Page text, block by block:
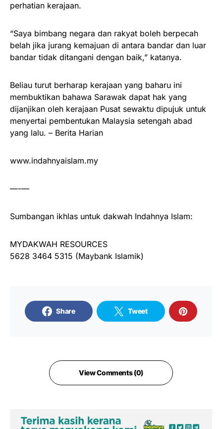
perhatian kerajaan.
“Saya bimbang negara dan rakyat boleh berpecah
belah jika jurang kemajuan di antara bandar dan luar
bandar tidak ditangani dengan baik,” katanya.
Beliau turut berharap kerajaan yang baharu ini
membuktikan bahawa Sarawak dapat hak yang
dijanjikan oleh kerajaan Pusat sewaktu dipujuk untuk
menyertai pembentukan Malaysia setengah abad
yang lalu. – Berita Harian
www.indahnyaislam.my
—-—
Sumbangan ikhlas untuk dakwah Indahnya Islam:
MYDAKWAH RESOURCES
5628 3464 5315 (Maybank Islamik)
Share Tweet
View Comments (0)